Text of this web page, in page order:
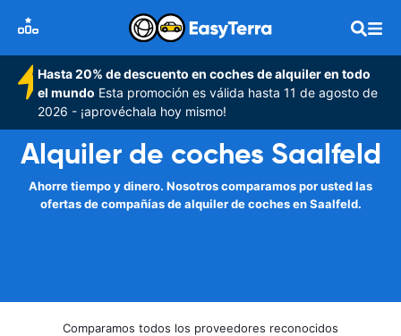
Hasta 20% de descuento en coches de alquiler en todo
el mundo Esta promoción es válida hasta 11 de agosto de
2026 - ¡aprovéchala hoy mismo!
Alquiler de coches Saalfeld
Ahorre tiempo y dinero. Nosotros comparamos por usted las
ofertas de compañías de alquiler de coches en Saalfeld.
Comparamos todos los proveedores reconocidos